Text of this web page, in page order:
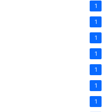
1
1
1
1
1
1
1